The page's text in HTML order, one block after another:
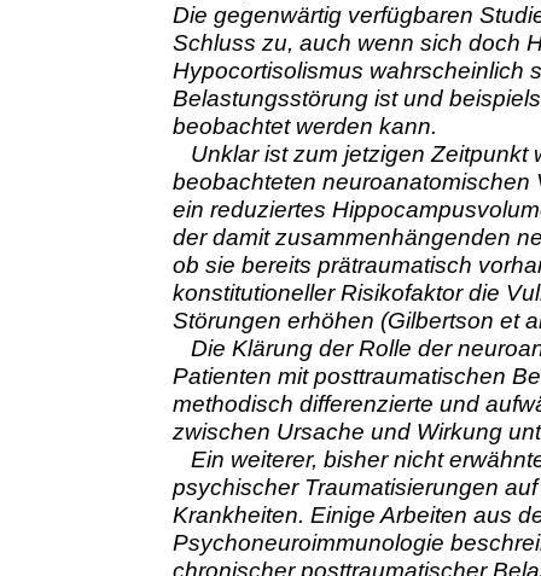
Die gegenwärtig verfügbaren
Schluss zu, auch wenn sich doch
Hypocortisolismus wahrscheinlich
Belastungsstörung ist und
beobachtet werden kann.
Unklar ist zum jetzigen Zeitpunkt
beobachteten
ein reduziertes
der damit zusammenhängenden
ob sie bereits prätraumatisch
konstitutioneller Risikofaktor die
Störungen erhöhen (Gilbertson et
Die Klärung der Rolle der
Patienten mit posttraumatischen
methodisch differenzierte und
zwischen Ursache und Wirkung
Ein weiterer, bisher nicht
psychischer Traumatisierungen
Krankheiten. Einige Arbeiten aus
Psychoneuroimmunologie
chronischer posttraumatischer